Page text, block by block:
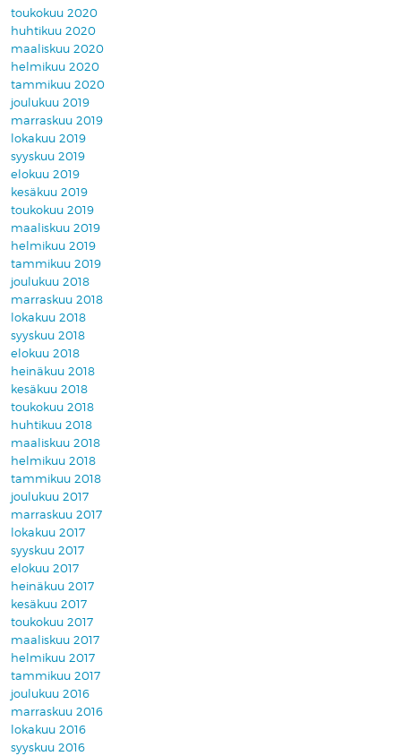
toukokuu 2020
huhtikuu 2020
maaliskuu 2020
helmikuu 2020
tammikuu 2020
joulukuu 2019
marraskuu 2019
lokakuu 2019
syyskuu 2019
elokuu 2019
kesäkuu 2019
toukokuu 2019
maaliskuu 2019
helmikuu 2019
tammikuu 2019
joulukuu 2018
marraskuu 2018
lokakuu 2018
syyskuu 2018
elokuu 2018
heinäkuu 2018
kesäkuu 2018
toukokuu 2018
huhtikuu 2018
maaliskuu 2018
helmikuu 2018
tammikuu 2018
joulukuu 2017
marraskuu 2017
lokakuu 2017
syyskuu 2017
elokuu 2017
heinäkuu 2017
kesäkuu 2017
toukokuu 2017
maaliskuu 2017
helmikuu 2017
tammikuu 2017
joulukuu 2016
marraskuu 2016
lokakuu 2016
syyskuu 2016